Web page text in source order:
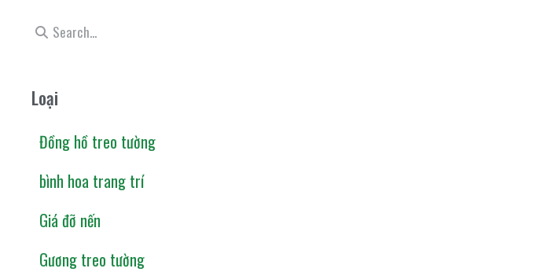
Loại
Đồng hồ treo tường
bình hoa trang trí
Giá đỡ nến
Gương treo tường